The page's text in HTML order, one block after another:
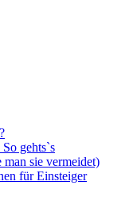
gehts`s
sie vermeidet)
für Einsteiger